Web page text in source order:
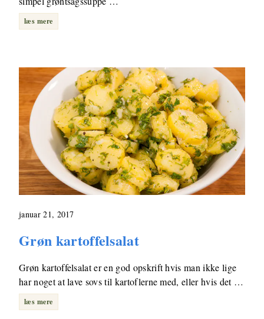
læs mere
januar 21, 2017
Grøn kartoffelsalat
Grøn kartoffelsalat er en god opskrift hvis man ikke lige
har noget at lave sovs til kartoflerne med, eller hvis det …
læs mere